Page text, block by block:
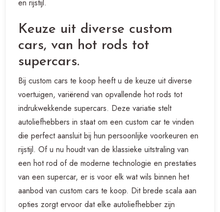
en rijstijl.
Keuze uit diverse custom
cars, van hot rods tot
supercars.
Bij custom cars te koop heeft u de keuze uit diverse
voertuigen, variërend van opvallende hot rods tot
indrukwekkende supercars. Deze variatie stelt
autoliefhebbers in staat om een custom car te vinden
die perfect aansluit bij hun persoonlijke voorkeuren en
rijstijl. Of u nu houdt van de klassieke uitstraling van
een hot rod of de moderne technologie en prestaties
van een supercar, er is voor elk wat wils binnen het
aanbod van custom cars te koop. Dit brede scala aan
opties zorgt ervoor dat elke autoliefhebber zijn